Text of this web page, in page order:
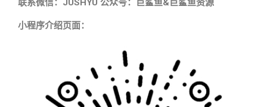
联系微信：JUSHYU 公众号：巨鲨鱼&巨鲨鱼资源
小程序介绍页面：